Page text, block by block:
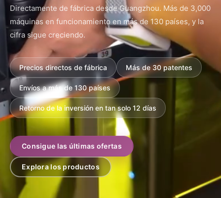
Producto
Póngase en contacto con nosotros
Spanish
English
Arabic
Directamente de fábrica desde Guangzhou. Más de 3,000
máquinas en funcionamiento en más de 130 países, y la
cifra sigue creciendo.
Precios directos de fábrica Más de 30 patentes
Envíos a más de 130 países
Retorno de la inversión en tan solo 12 días
Consigue las últimas ofertas
Explora los productos